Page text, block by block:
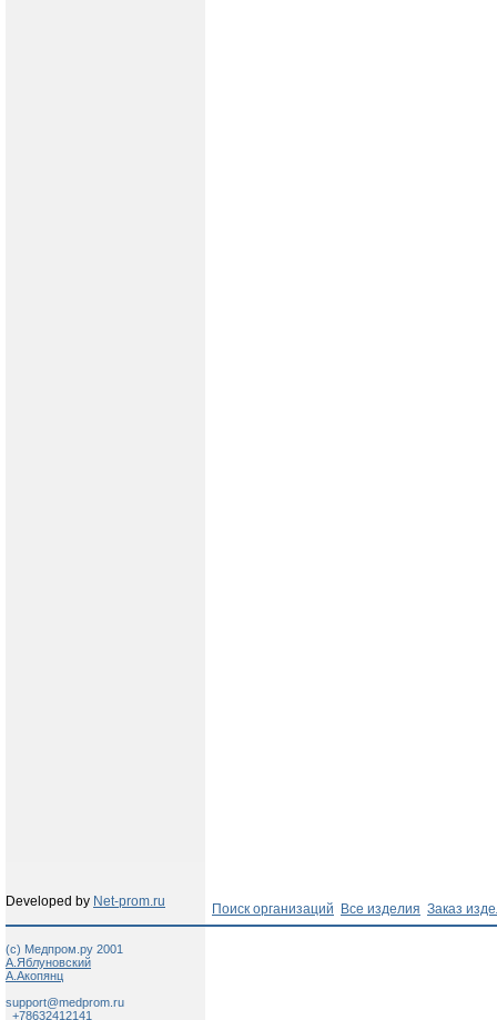
Developed by Net-prom.ru Поиск организаций Все изделия Заказ
(c) Медпром.ру 2001
А.Яблуновский
А.Акопянц
support@medprom.ru
+78632412141